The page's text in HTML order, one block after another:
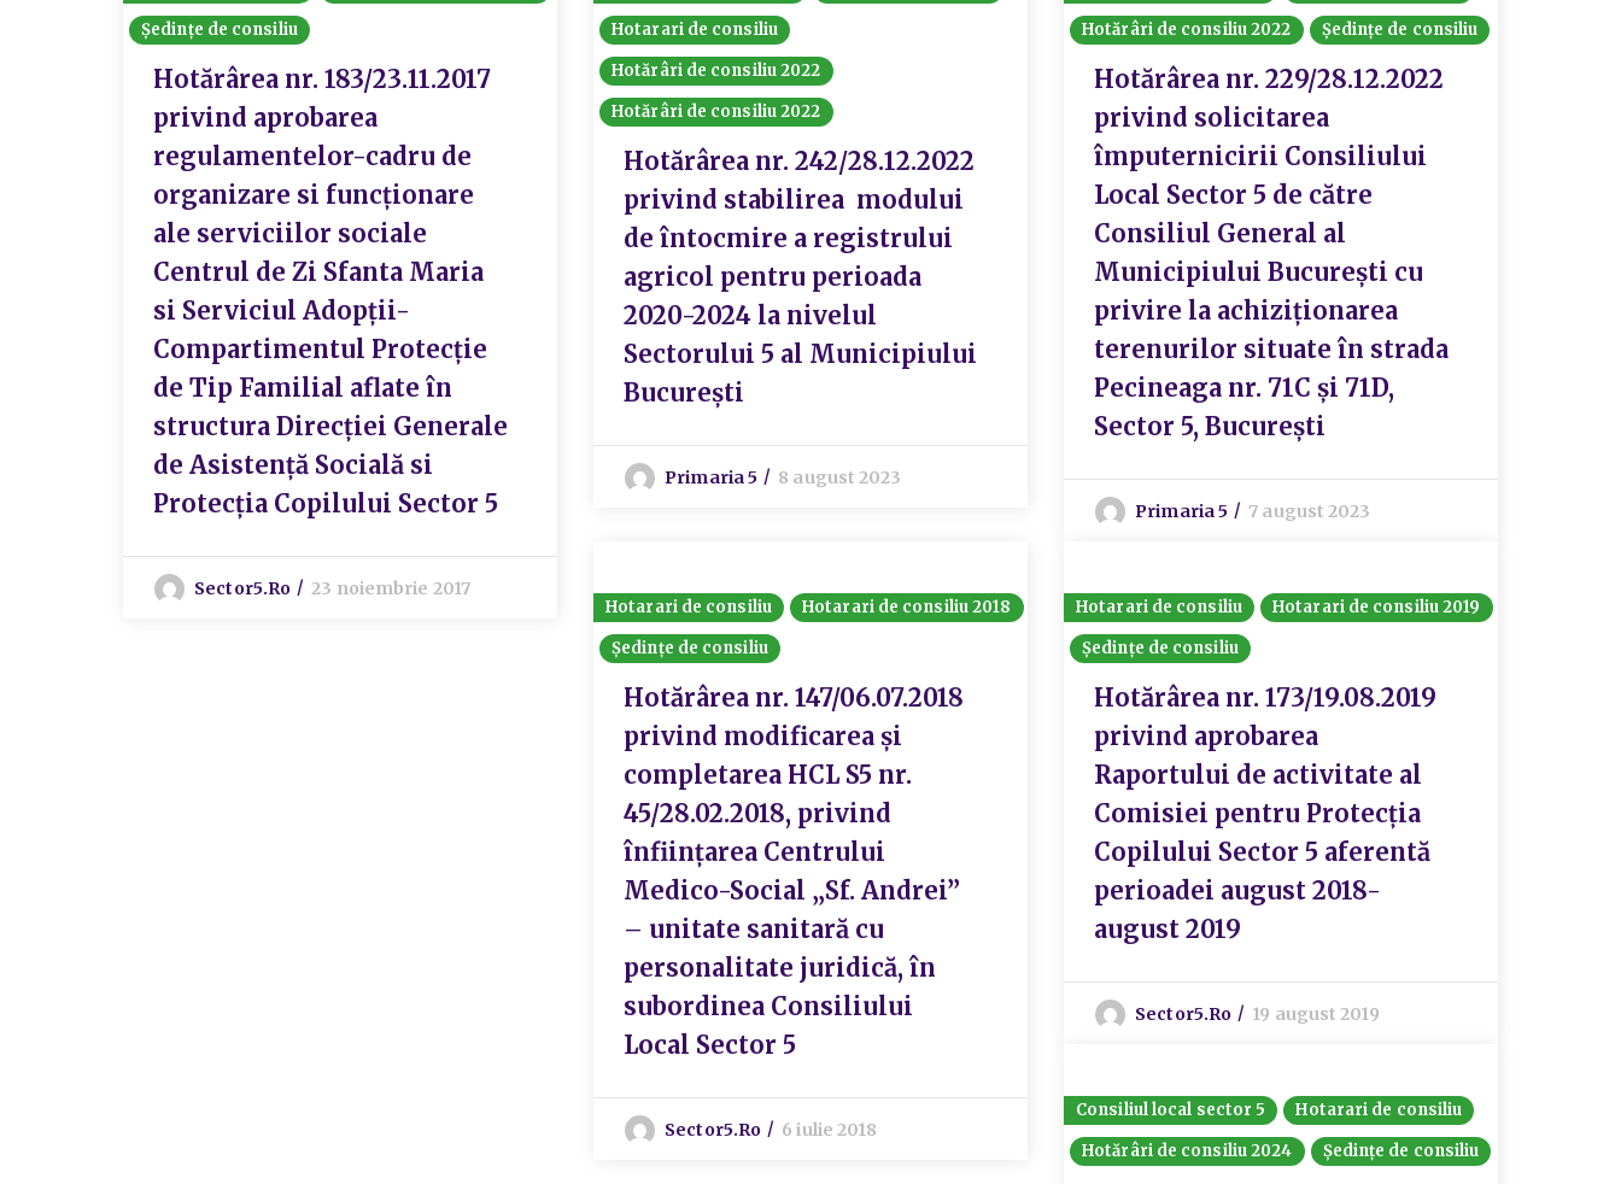
Ședințe de consiliu
Hotărârea nr. 183/23.11.2017
privind aprobarea
regulamentelor-cadru de
organizare si funcționare
ale serviciilor sociale
Centrul de Zi Sfanta Maria
si Serviciul Adopții-
Compartimentul Protecție
de Tip Familial aflate în
structura Direcţiei Generale
de Asistenţă Socială si
Protecţia Copilului Sector 5
Sector5.ro 23 noiembrie 2017
Hotarari de consiliu
Hotărâri de consiliu 2022
Hotărâri de consiliu 2022
Hotărârea nr. 242/28.12.2022
privind stabilirea modului
de întocmire a registrului
agricol pentru perioada
2020-2024 la nivelul
Sectorului 5 al Municipiului
București
Primaria 5 8 august 2023
Hotărâri de consiliu 2022
Ședințe de consiliu
Hotărârea nr. 229/28.12.2022
privind solicitarea
împuternicirii Consiliului
Local Sector 5 de către
Consiliul General al
Municipiului București cu
privire la achiziționarea
terenurilor situate în strada
Pecineaga nr. 71C și 71D,
Sector 5, București
Primaria 5 7 august 2023
Hotarari de consiliu
Hotarari de consiliu 2018
Ședințe de consiliu
Hotărârea nr. 147/06.07.2018
privind modificarea și
completarea HCL S5 nr.
45/28.02.2018, privind
înființarea Centrului
Medico-Social „Sf. Andrei”
– unitate sanitară cu
personalitate juridică, în
subordinea Consiliului
Local Sector 5
Sector5.ro 6 iulie 2018
Hotarari de consiliu
Hotarari de consiliu 2019
Ședințe de consiliu
Hotărârea nr. 173/19.08.2019
privind aprobarea
Raportului de activitate al
Comisiei pentru Protecția
Copilului Sector 5 aferentă
perioadei august 2018-
august 2019
Sector5.ro 19 august 2019
Consiliul local sector 5
Hotarari de consiliu
Hotărâri de consiliu 2024
Ședințe de consiliu